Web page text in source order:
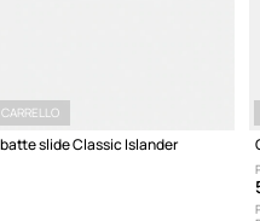
slide Classic Islander